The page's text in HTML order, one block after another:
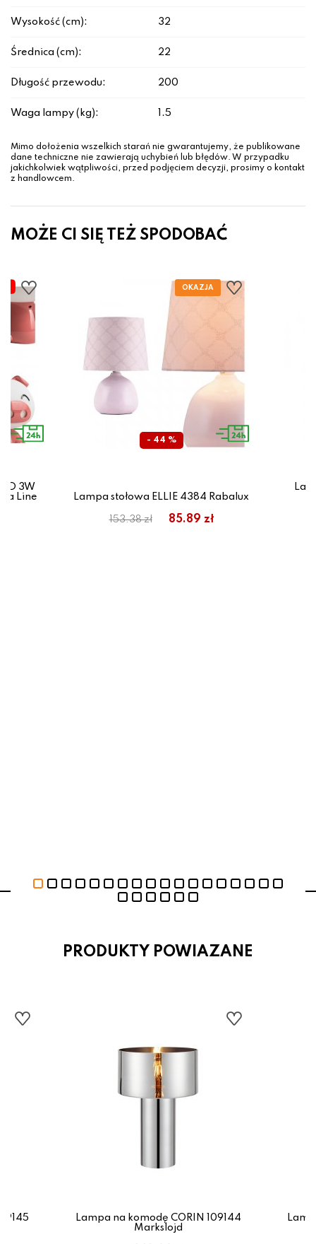
Wysokość (cm): 32
Średnica (cm): 22
Długość przewodu: 200
Waga lampy (kg): 1.5
Mimo dołożenia wszelkich starań nie gwarantujemy, że publikowane
dane techniczne nie zawierają uchybień lub błędów. W przypadku
jakichkolwiek wątpliwości, przed podjęciem decyzji, prosimy o kontakt
z handlowcem.
MOŻE CI SIĘ TEŻ SPODOBAĆ
3W
Line
- 44 %
Lampa stołowa ELLIE 4384 Rabalux
153.38 zł 85.89 zł
PRODUKTY POWIAZANE
Lampa na komodę CORIN 109144
Markslojd